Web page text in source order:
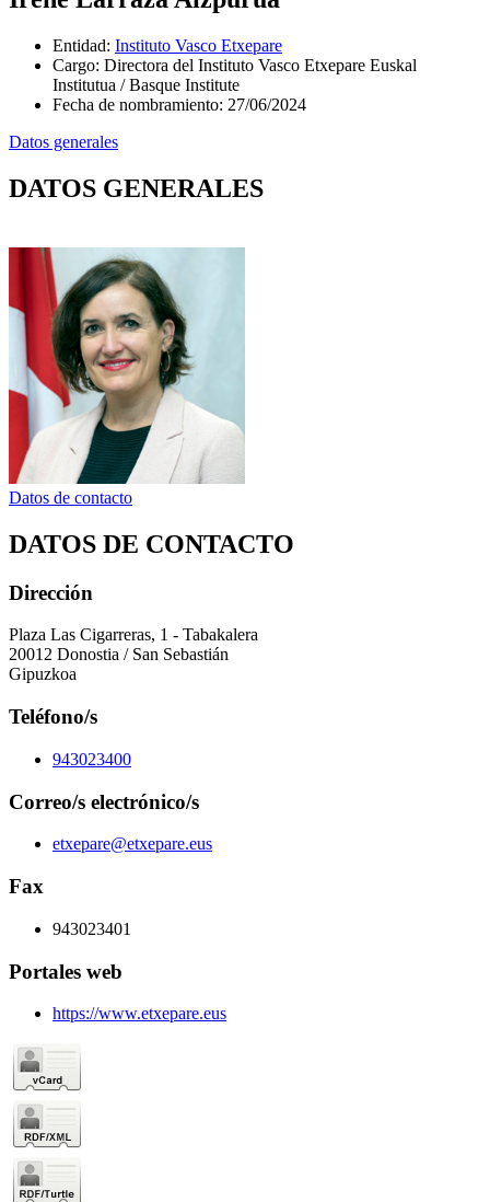
Entidad: Instituto Vasco Etxepare
Cargo: Directora del Instituto Vasco Etxepare Euskal
Institutua / Basque Institute
Fecha de nombramiento: 27/06/2024
Datos generales
DATOS GENERALES
Datos de contacto
DATOS DE CONTACTO
Dirección
Plaza Las Cigarreras, 1 - Tabakalera
20012 Donostia / San Sebastián
Gipuzkoa
Teléfono/s
943023400
Correo/s electrónico/s
etxepare@etxepare.eus
Fax
943023401
Portales web
https://www.etxepare.eus